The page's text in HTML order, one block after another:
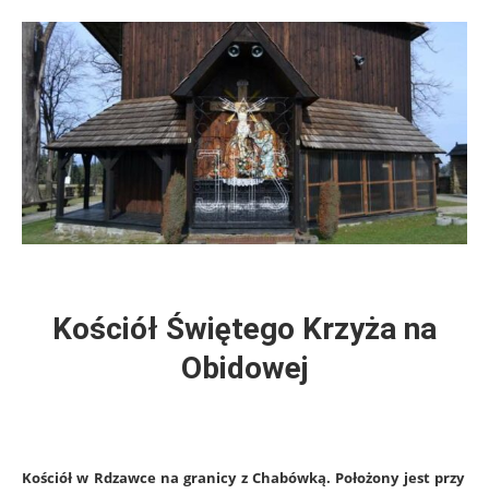
Kościół Świętego Krzyża na
Obidowej
Kościół w Rdzawce na granicy z Chabówką. Położony jest przy